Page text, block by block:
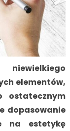
elementów,
ostatecznym
dopasowanie
na estetykę